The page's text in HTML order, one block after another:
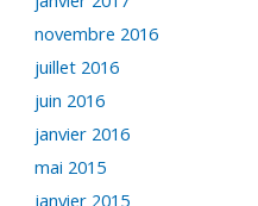
novembre 2016
juillet 2016
juin 2016
janvier 2016
mai 2015
janvier 2015